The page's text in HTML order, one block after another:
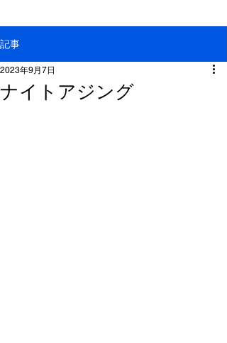
記事
ナイトアジング
2023年9月7日